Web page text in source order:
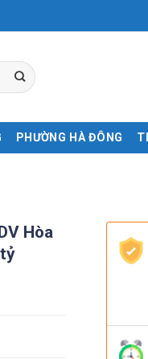
PHƯỜNG HÀ ĐÔNG
Hòa